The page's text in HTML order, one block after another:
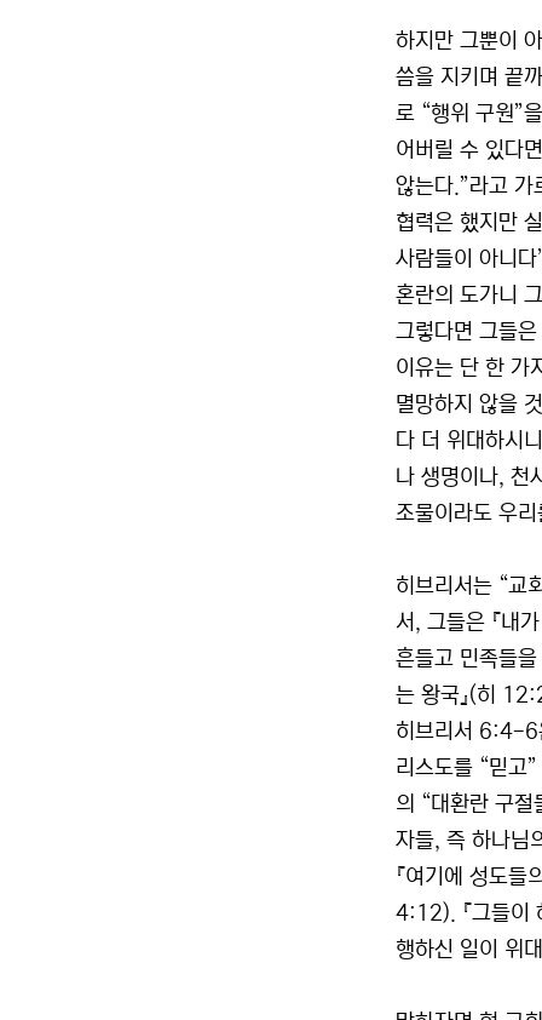
하지만 그뿐이
씀을 지키며 끝
로 “행위 구원”
어버릴 수 있다
않는다.”라고 가
협력은 했지만
사람들이 아니
혼란의 도가니
그렇다면 그들
이유는 단 한 가
멸망하지 않을
다 더 위대하시
나 생명이나, 천
조물이라도 우
히브리서는 “교
서, 그들은 『내
흔들고 민족들
는 왕국』(히
히브리서 6:4-6
리스도를 “믿고
의 “대환란 구절
자들, 즉 하나님
『여기에 성도
4:12). 『그들이
행하신 일이 위